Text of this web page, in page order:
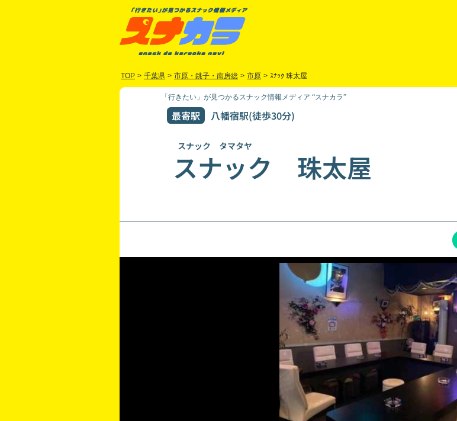
TOP > 千葉県 > 市原・銚子・南房総 > 市原 > ｽﾅｯｸ 珠太屋
「行きたい」が見つかるスナック情報メディア “スナカラ”
最寄駅 八幡宿駅(徒歩30分)
スナック タマタヤ
スナック 珠太屋